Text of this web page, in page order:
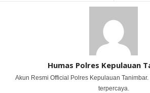
Humas Polres Kepulauan
Akun Resmi Official Polres Kepulauan
terpercaya.